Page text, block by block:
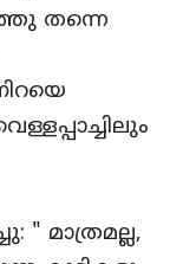
തന്നെ
മാത്രമല്ല,